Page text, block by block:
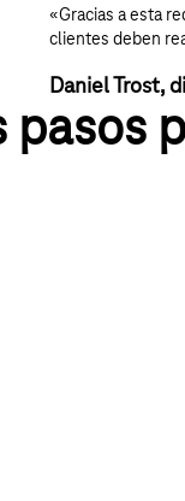
«Gracias a esta
clientes deben
Daniel Trost,
pasos